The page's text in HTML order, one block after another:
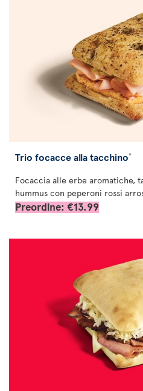
Trio focacce alla tacchino*
Focaccia alle erbe aromatiche,
hummus con peperoni rossi
Preordine: €13.99